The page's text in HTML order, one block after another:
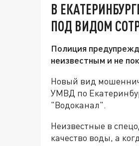
В
ПОД ВИДОМ
Полиция
неизвестным и не
Новый вид
УМВД по
"Водоканал".
Неизвестные в
качество воды, а